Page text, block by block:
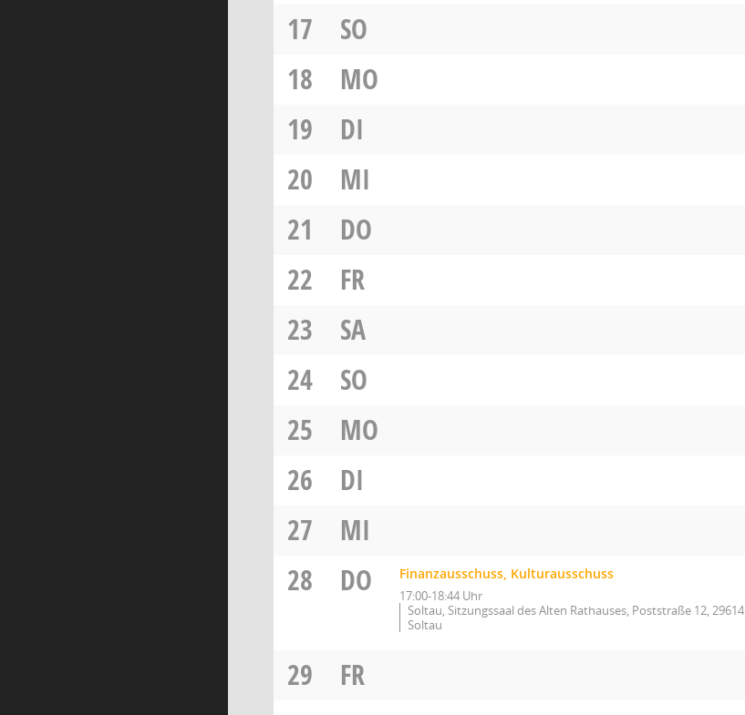
17
SO
18
MO
19
DI
20
MI
21
DO
22
FR
23
SA
24
SO
25
MO
26
DI
27
MI
28
DO Finanzausschuss, Kulturausschuss
17:00-18:44 Uhr
Soltau, Sitzungssaal des Alten Rathauses, Poststraße 12, 29614
Soltau
29
FR